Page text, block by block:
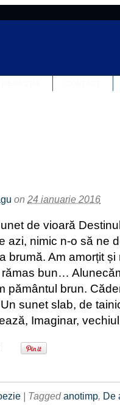
on 24 ianuarie 2016
de vioară
azi, nimic n-o să ne
brumă. Am amorțit
bun…
pământul brun.
sunet slab, de
Imaginar,
| Taggedanotimp, De